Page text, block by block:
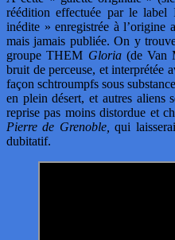
réédition effectuée par le label
inédite » enregistrée à l’origine
mais jamais publiée. On y
groupe THEM Gloria(de Van
bruit de perceuse, et interprétée
façon schtroumpfs sous
en plein désert, et autres
reprise pas moins distordue et
Pierre de Grenoble, qui
dubitatif.